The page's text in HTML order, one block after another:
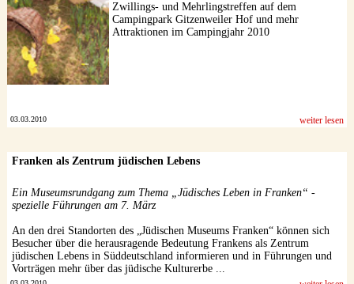
Zwillings- und Mehrlingstreffen auf dem
Campingpark Gitzenweiler Hof und mehr
Attraktionen im Campingjahr 2010
03.03.2010 weiter lesen
Franken als Zentrum jüdischen Lebens
Ein Museumsrundgang zum Thema „Jüdisches Leben in Franken“ -
spezielle Führungen am 7. März
An den drei Standorten des „Jüdischen Museums Franken“ können sich
Besucher über die herausragende Bedeutung Frankens als Zentrum
jüdischen Lebens in Süddeutschland informieren und in Führungen und
Vorträgen mehr über das jüdische Kulturerbe ...